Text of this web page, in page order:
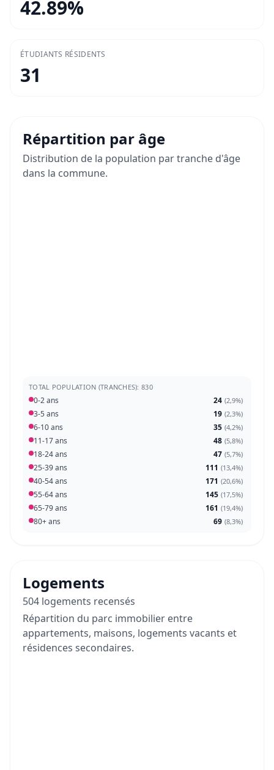
42.89%
ÉTUDIANTS RÉSIDENTS
31
Répartition par âge
Distribution de la population par tranche d'âge
dans la commune.
TOTAL POPULATION (TRANCHES): 830
0-2 ans 24 (2,9%)
3-5 ans 19 (2,3%)
6-10 ans 35 (4,2%)
11-17 ans 48 (5,8%)
18-24 ans 47 (5,7%)
25-39 ans 111 (13,4%)
40-54 ans 171 (20,6%)
55-64 ans 145 (17,5%)
65-79 ans 161 (19,4%)
80+ ans 69 (8,3%)
Logements
504 logements recensés
Répartition du parc immobilier entre
appartements, maisons, logements vacants et
résidences secondaires.